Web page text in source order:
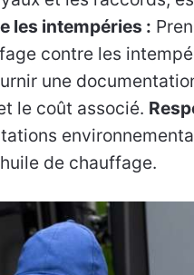
les intempéries :
contre les
une
le coût associé.
de chauffage.